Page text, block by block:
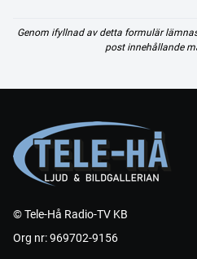
Genom ifyllnad av detta formulär
post innehållande
© Tele-Hå Radio-TV KB
Org nr: 969702-9156